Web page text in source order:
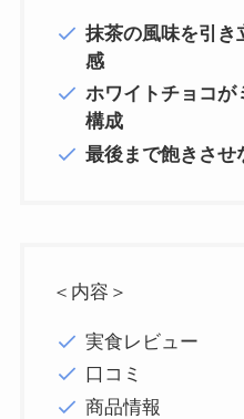
抹茶の風味を引き
感
ホワイトチョコが
構成
最後まで飽きさせ
＜内容＞
実食レビュー
口コミ
商品情報